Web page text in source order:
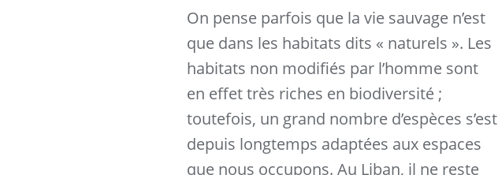
On pense parfois que la vie sauvage n’est
que dans les habitats dits « naturels ». Les
habitats non modifiés par l’homme sont
en effet très riches en biodiversité ;
toutefois, un grand nombre d’espèces s’est
depuis longtemps adaptées aux espaces
que nous occupons. Au Liban, il ne reste